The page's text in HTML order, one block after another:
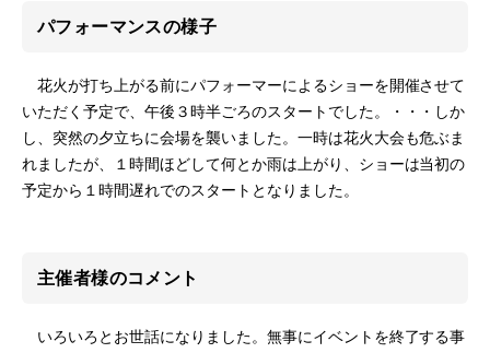
パフォーマンスの様子
花火が打ち上がる前にパフォーマーによるショーを開催させて
いただく予定で、午後３時半ごろのスタートでした。・・・しか
し、突然の夕立ちに会場を襲いました。一時は花火大会も危ぶま
れましたが、１時間ほどして何とか雨は上がり、ショーは当初の
予定から１時間遅れでのスタートとなりました。
主催者様のコメント
いろいろとお世話になりました。無事にイベントを終了する事